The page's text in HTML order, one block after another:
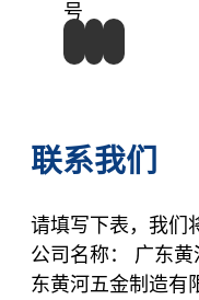
号
联系我们
请填写下表，我们
公司名称： 广东
东黄河五金制造有